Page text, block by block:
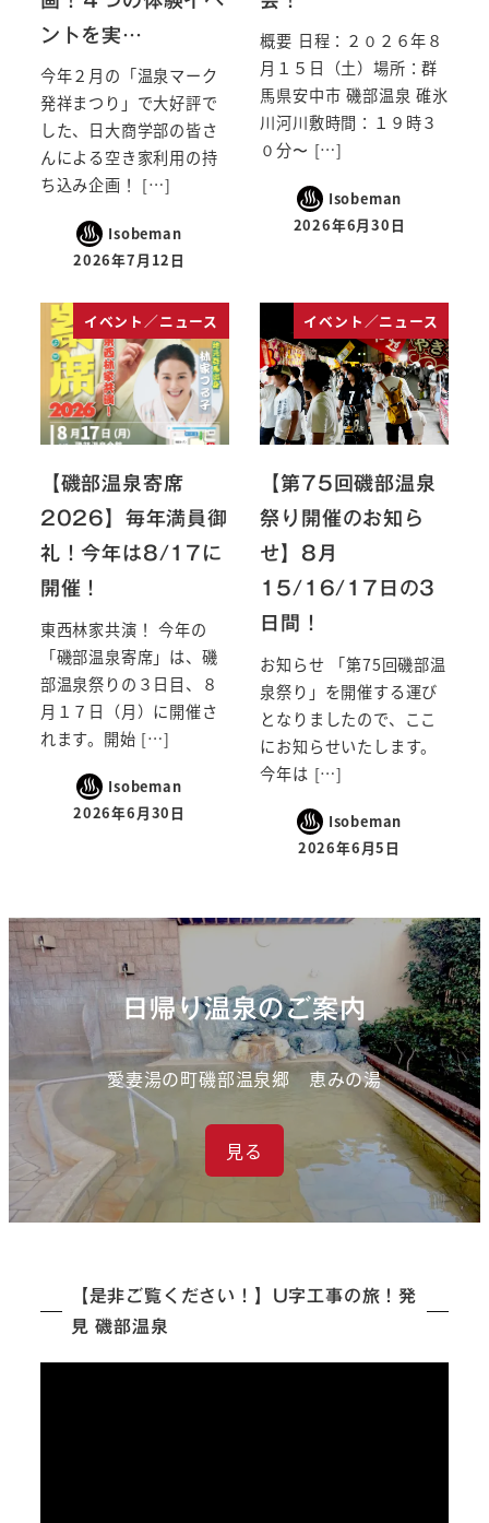
ントを実…
今年２月の「温泉マーク
発祥まつり」で大好評で
した、日大商学部の皆さ
んによる空き家利用の持
ち込み企画！ […]
Isobeman
2026年7月12日
概要 日程：２０２６年８
月１５日（土）場所：群
馬県安中市 磯部温泉 碓氷
川河川敷時間：１９時３
０分〜 […]
Isobeman
2026年6月30日
イベント／ニュース
【磯部温泉寄席
2026】毎年満員御
礼！今年は8/17に
開催！
東西林家共演！ 今年の
「磯部温泉寄席」は、磯
部温泉祭りの３日目、８
月１７日（月）に開催さ
れます。開始 […]
Isobeman
2026年6月30日
イベント／ニュース
【第75回磯部温泉
祭り開催のお知ら
せ】8月
15/16/17日の3
日間！
お知らせ 「第75回磯部温
泉祭り」を開催する運び
となりましたので、ここ
にお知らせいたします。
今年は […]
Isobeman
2026年6月5日
日帰り温泉のご案内
愛妻湯の町磯部温泉郷 恵みの湯
見る
【是非ご覧ください！】U字工事の旅！発
見 磯部温泉